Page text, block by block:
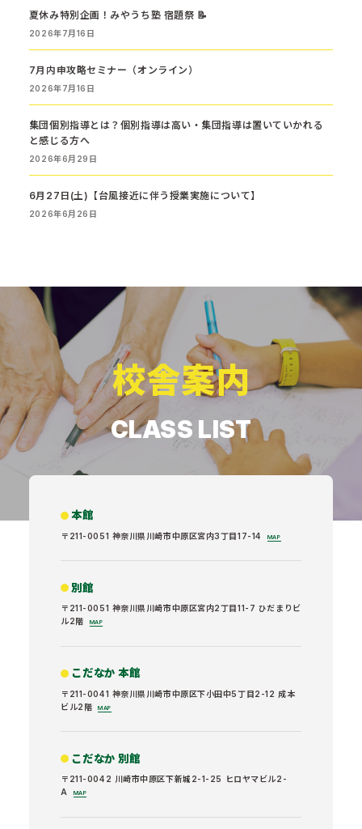
夏休み特別企画！みやうち塾 宿題祭 📝
2026年7月16日
7月内申攻略セミナー（オンライン）
2026年7月16日
集団個別指導とは？個別指導は高い・集団指導は置いていかれる
と感じる方へ
2026年6月29日
6月27日(土)【台風接近に伴う授業実施について】
2026年6月26日
校舎案内
CLASS LIST
本館
〒211-0051 神奈川県川崎市中原区宮内3丁目17-14 MAP
別館
〒211-0051 神奈川県川崎市中原区宮内2丁目11-7 ひだまりビ
ル2階
MAP
こだなか 本館
〒211-0041 神奈川県川崎市中原区下小田中5丁目2-12 成本
ビル2階
MAP
こだなか 別館
〒211-0042 川崎市中原区下新城2-1-25 ヒロヤマビル2-
A
MAP